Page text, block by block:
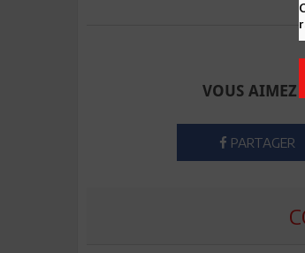
VOUS AIMEZ
PARTAGER